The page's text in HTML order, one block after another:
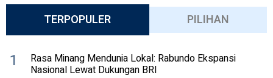
TERPOPULER PILIHAN
1 Rasa Minang Mendunia Lokal: Rabundo Ekspansi
Nasional Lewat Dukungan BRI